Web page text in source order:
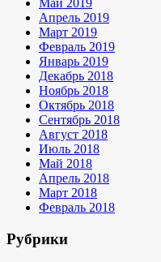
Май 2019
Апрель 2019
Март 2019
Февраль 2019
Январь 2019
Декабрь 2018
Ноябрь 2018
Октябрь 2018
Сентябрь 2018
Август 2018
Июль 2018
Май 2018
Апрель 2018
Март 2018
Февраль 2018
Рубрики